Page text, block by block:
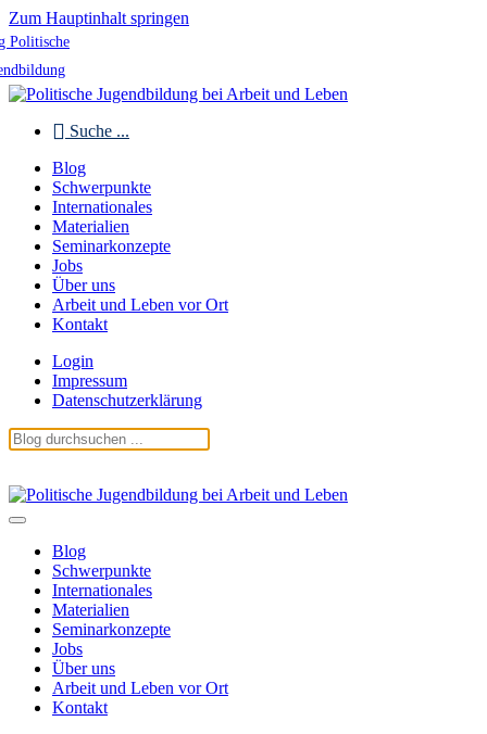
Zum Hauptinhalt springen
Politische
Suche ...
Blog
Schwerpunkte
Internationales
Materialien
Seminarkonzepte
Jobs
Über uns
Arbeit und Leben vor Ort
Kontakt
Login
Impressum
Datenschutzerklärung
Blog
Schwerpunkte
Internationales
Materialien
Seminarkonzepte
Jobs
Über uns
Arbeit und Leben vor Ort
Kontakt